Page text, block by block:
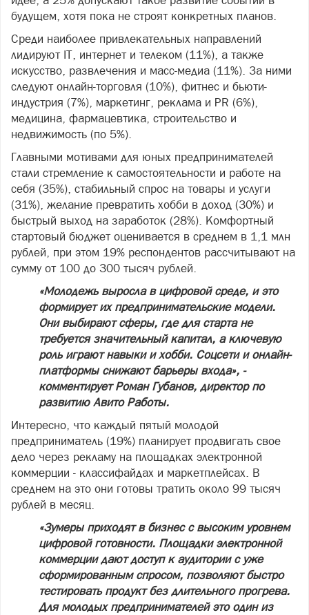
будущем, хотя пока не строят конкретных планов.
Среди наиболее привлекательных направлений
лидируют IT, интернет и телеком (11%), а также
искусство, развлечения и масс-медиа (11%). За ними
следуют онлайн-торговля (10%), фитнес и бьюти-
индустрия (7%), маркетинг, реклама и PR (6%),
медицина, фармацевтика, строительство и
недвижимость (по 5%).
Главными мотивами для юных предпринимателей
стали стремление к самостоятельности и работе на
себя (35%), стабильный спрос на товары и услуги
(31%), желание превратить хобби в доход (30%) и
быстрый выход на заработок (28%). Комфортный
стартовый бюджет оценивается в среднем в 1,1 млн
рублей, при этом 19% респондентов рассчитывают на
сумму от 100 до 300 тысяч рублей.
«Молодежь выросла в цифровой среде, и это
формирует их предпринимательские модели.
Они выбирают сферы, где для старта не
требуется значительный капитал, а ключевую
роль играют навыки и хобби. Соцсети и онлайн-
платформы снижают барьеры входа», -
комментирует Роман Губанов, директор по
развитию Авито Работы.
Интересно, что каждый пятый молодой
предприниматель (19%) планирует продвигать свое
дело через рекламу на площадках электронной
коммерции - классифайдах и маркетплейсах. В
среднем на это они готовы тратить около 99 тысяч
рублей в месяц.
«Зумеры приходят в бизнес с высоким уровнем
цифровой готовности. Площадки электронной
коммерции дают доступ к аудитории с уже
сформированным спросом, позволяют быстро
тестировать продукт без длительного прогрева.
Для молодых предпринимателей это один из